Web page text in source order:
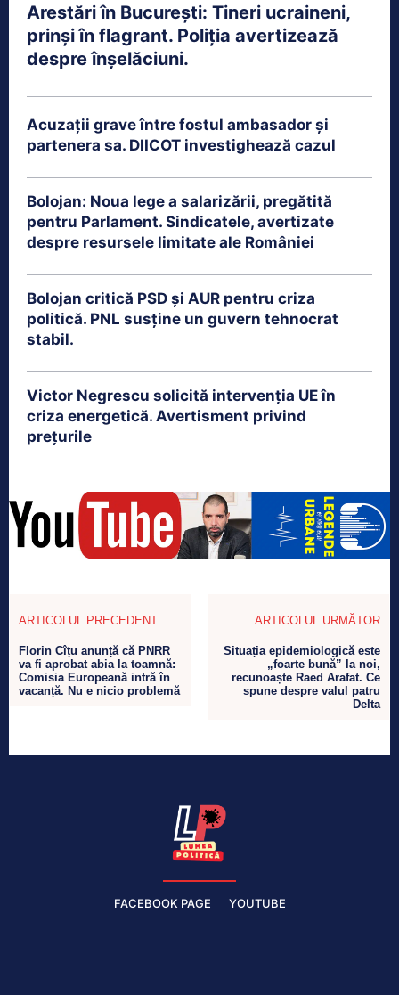
Arestări în București: Tineri ucraineni,
prinși în flagrant. Poliția avertizează
despre înșelăciuni.
Acuzații grave între fostul ambasador și
partenera sa. DIICOT investighează cazul
Bolojan: Noua lege a salarizării, pregătită
pentru Parlament. Sindicatele, avertizate
despre resursele limitate ale României
Bolojan critică PSD și AUR pentru criza
politică. PNL susține un guvern tehnocrat
stabil.
Victor Negrescu solicită intervenția UE în
criza energetică. Avertisment privind
prețurile
ARTICOLUL PRECEDENT
Florin Cîțu anunță că PNRR
va fi aprobat abia la toamnă:
Comisia Europeană intră în
vacanță. Nu e nicio problemă
ARTICOLUL URMĂTOR
Situația epidemiologică este
„foarte bună” la noi,
recunoaște Raed Arafat. Ce
spune despre valul patru
Delta
FACEBOOK PAGE YOUTUBE